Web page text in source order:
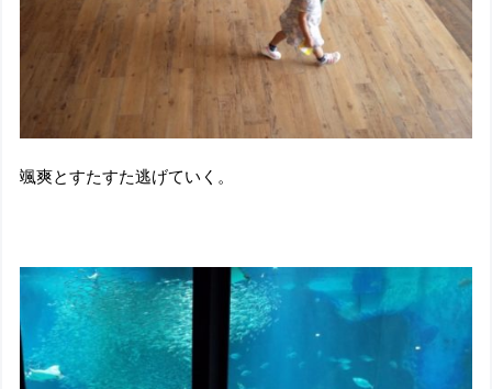
颯爽とすたすた逃げていく。